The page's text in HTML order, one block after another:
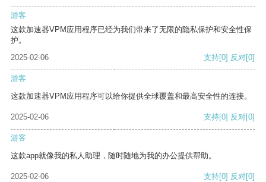
游客
这款加速器VPM应用程序已经为我们带来了无限的隐私保护和安全性保
护。
2025-02-06
支持[0] 反对[0]
游客
这款加速器VPM应用程序可以给你提供全球覆盖和最高安全性的连接。
2025-02-06 支持[0] 反对[0]
游客
这款app就像我的私人助理，随时随地为我的办公提供帮助。
2025-02-06 支持[0] 反对[0]